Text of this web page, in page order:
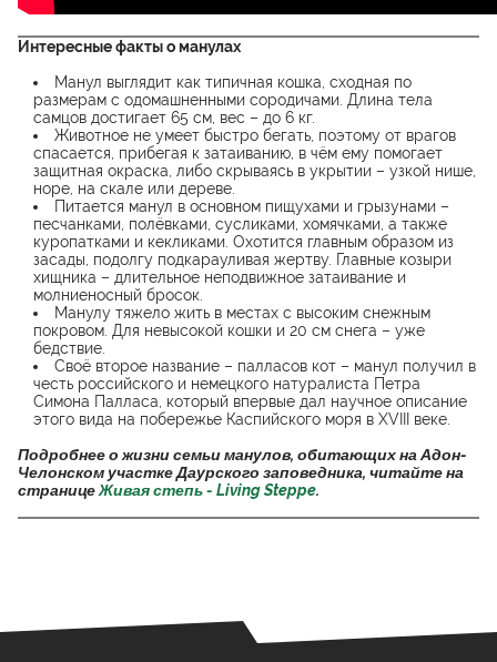
Интересные факты о манулах
Манул выглядит как типичная кошка, сходная по
размерам с одомашненными сородичами. Длина тела
самцов достигает 65 см, вес – до 6 кг.
Животное не умеет быстро бегать, поэтому от врагов
спасается, прибегая к затаиванию, в чём ему помогает
защитная окраска, либо скрываясь в укрытии – узкой нише,
норе, на скале или дереве.
Питается манул в основном пищухами и грызунами –
песчанками, полёвками, сусликами, хомячками, а также
куропатками и кекликами. Охотится главным образом из
засады, подолгу подкарауливая жертву. Главные козыри
хищника – длительное неподвижное затаивание и
молниеносный бросок.
Манулу тяжело жить в местах с высоким снежным
покровом. Для невысокой кошки и 20 см снега – уже
бедствие.
Своё второе название – палласов кот – манул получил в
честь российского и немецкого натуралиста Петра
Симона Палласа, который впервые дал научное описание
этого вида на побережье Каспийского моря в XVIII веке.
Подробнее о жизни семьи манулов, обитающих на Адон-
Челонском участке Даурского заповедника, читайте на
страницеЖивая степь - Living Steppe.